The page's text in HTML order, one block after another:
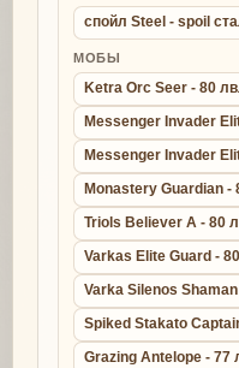
спойл Steel - spoil
МОБЫ
Ketra Orc Seer - 80
Messenger Invader
Messenger Invader
Monastery Guardian -
Triols Believer A - 80
Varkas Elite Guard -
Varka Silenos
Spiked Stakato
Grazing Antelope - 77